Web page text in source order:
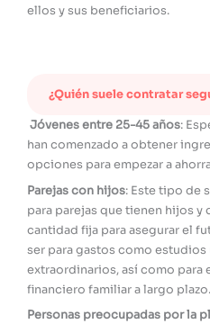
ellos y sus beneficiarios.
¿Quién suele contratar
Jóvenes entre 25-45 años:
han comenzado a obtener
opciones para empezar a
Parejas con hijos: Este tipo de
para parejas que tienen hijos y
cantidad fija para asegurar el
ser para gastos como
extraordinarios, así como para
financiero familiar a largo plazo.
Personas preocupadas por la